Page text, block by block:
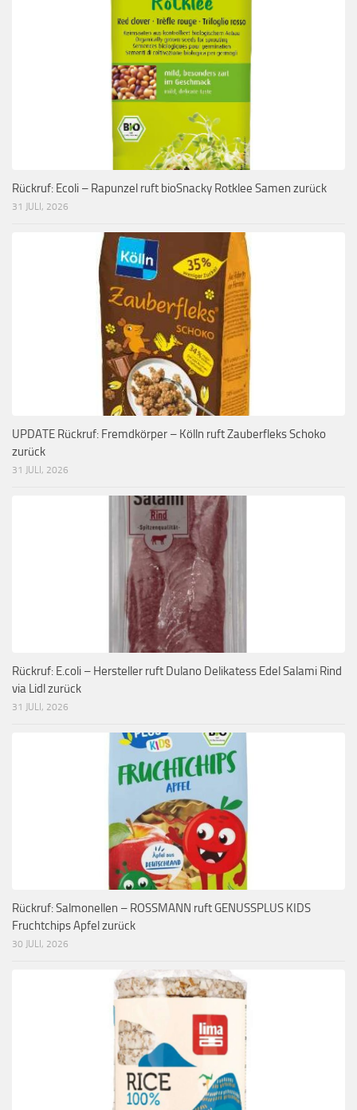
Rückruf: Ecoli – Rapunzel ruft bioSnacky Rotklee Samen zurück
31 JULI, 2026
UPDATE Rückruf: Fremdkörper – Kölln ruft Zauberfleks Schoko
zurück
31 JULI, 2026
Rückruf: E.coli – Hersteller ruft Dulano Delikatess Edel Salami Rind
via Lidl zurück
31 JULI, 2026
Rückruf: Salmonellen – ROSSMANN ruft GENUSSPLUS KIDS
Fruchtchips Apfel zurück
30 JULI, 2026